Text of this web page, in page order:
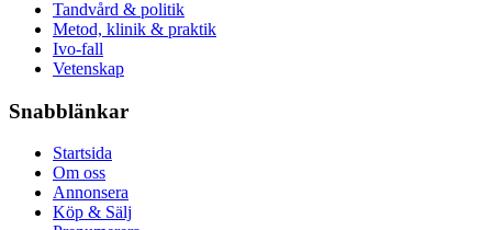
Tandvård & politik
Metod, klinik & praktik
Ivo-fall
Vetenskap
Snabblänkar
Startsida
Om oss
Annonsera
Köp & Sälj